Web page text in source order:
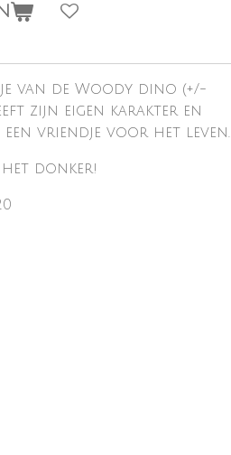
van de Woody dino (+/-
zijn eigen karakter en
vriendje voor het leven.
donker!